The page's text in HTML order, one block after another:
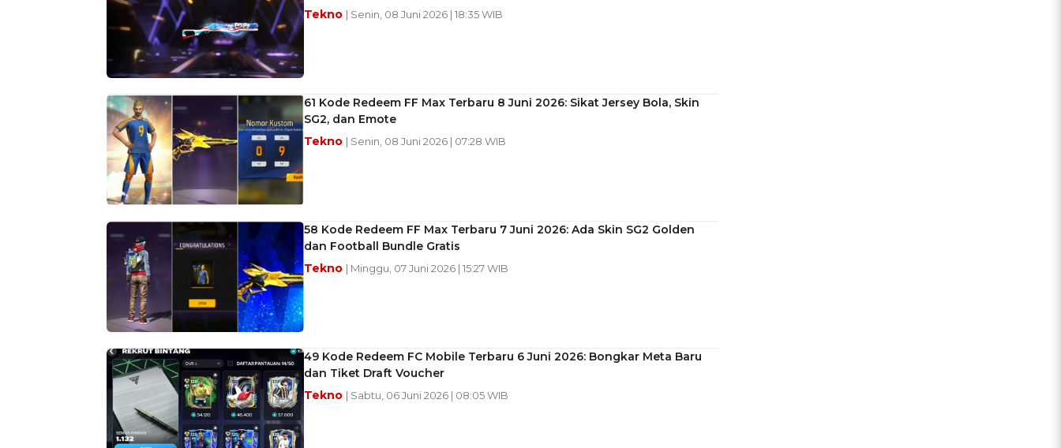
Tekno | Senin, 08 Juni 2026 | 18:35 WIB
61 Kode Redeem FF Max Terbaru 8 Juni 2026: Sikat Jersey Bola, Skin
SG2, dan Emote
Tekno | Senin, 08 Juni 2026 | 07:28 WIB
58 Kode Redeem FF Max Terbaru 7 Juni 2026: Ada Skin SG2 Golden
dan Football Bundle Gratis
Tekno | Minggu, 07 Juni 2026 | 15:27 WIB
49 Kode Redeem FC Mobile Terbaru 6 Juni 2026: Bongkar Meta Baru
dan Tiket Draft Voucher
Tekno | Sabtu, 06 Juni 2026 | 08:05 WIB